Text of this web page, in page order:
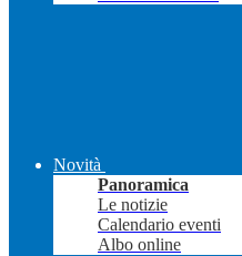
Novità
Panoramica
Le notizie
Calendario eventi
Albo online